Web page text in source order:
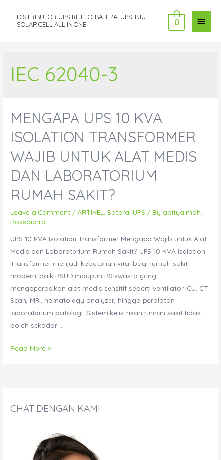
DISTRIBUTOR UPS RIELLO, BATERAI UPS, PJU
SOLAR CELL ALL IN ONE
MAIN
0
IEC 62040-3
MENGAPA UPS 10 KVA
ISOLATION TRANSFORMER
WAJIB UNTUK ALAT MEDIS
DAN LABORATORIUM
RUMAH SAKIT?
Leave a Comment /ARTIKEL ,Baterai UPS / Byaditya moh.
Rossdiarra
UPS 10 KVA Isolation Transformer Mengapa Wajib untuk Alat
Medis dan Laboratorium Rumah Sakit? UPS 10 KVA Isolation
Transformer menjadi kebutuhan vital bagi rumah sakit
modern, baik RSUD maupun RS swasta yang
mengoperasikan alat medis sensitif seperti ventilator ICU, CT
Scan, MRI, hematology analyzer, hingga peralatan
laboratorium patologi. Sistem kelistrikan rumah sakit tidak
boleh sekadar …
Mengapa
Transformer
Read More »
CHAT DENGAN KAMI